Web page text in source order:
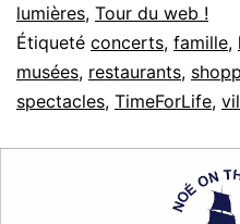
lumières, Tour du web !
Étiqueté concerts, famille,
musées, restaurants,
spectacles, TimeForLife,